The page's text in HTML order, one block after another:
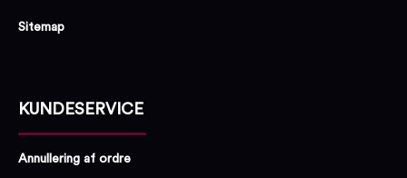
Sitemap
KUNDESERVICE
Annullering af ordre